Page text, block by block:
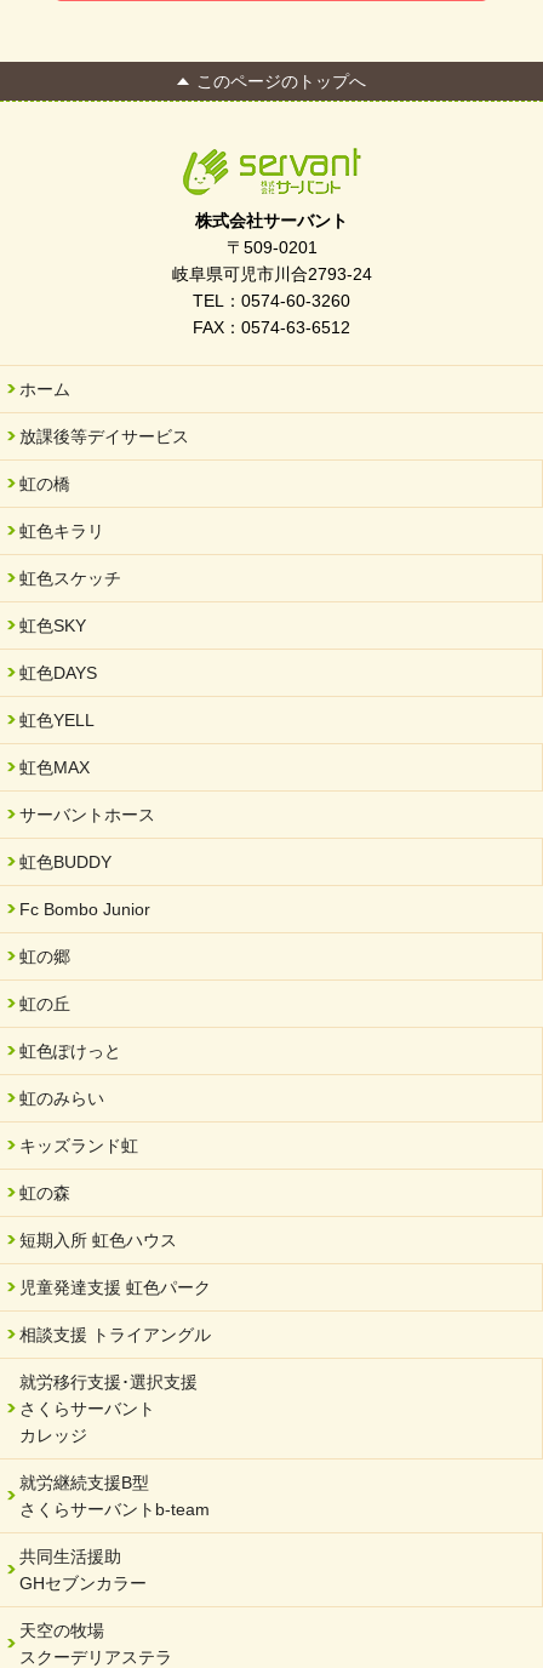
このページのトップへ
株式会社サーバント
〒509-0201
岐阜県可児市川合2793-24
TEL：0574-60-3260
FAX：0574-63-6512
ホーム
放課後等デイサービス
虹の橋
虹色キラリ
虹色スケッチ
虹色SKY
虹色DAYS
虹色YELL
虹色MAX
サーバントホース
虹色BUDDY
Fc Bombo Junior
虹の郷
虹の丘
虹色ぽけっと
虹のみらい
キッズランド虹
虹の森
短期入所 虹色ハウス
児童発達支援 虹色パーク
相談支援 トライアングル
就労移行支援･選択支援
さくらサーバント
カレッジ
就労継続支援B型
さくらサーバントb-team
共同生活援助
GHセブンカラー
天空の牧場
スクーデリアステラ